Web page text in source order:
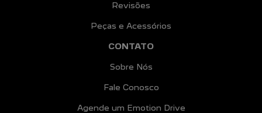
Revisões
Peças e Acessórios
CONTATO
Sobre Nós
Fale Conosco
Agende um Emotion Drive